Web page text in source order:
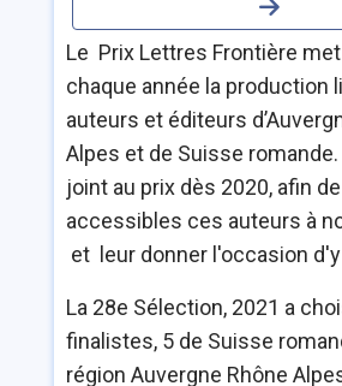
Le Prix Lettres Frontière
chaque année la production
auteurs et éditeurs
Alpes et de Suisse romande.
joint au prix dès 2020, afin
accessibles ces auteurs à
et leur donner l'occasion
La 28e Sélection, 2021 a
finalistes, 5 de Suisse
région Auvergne Rhône